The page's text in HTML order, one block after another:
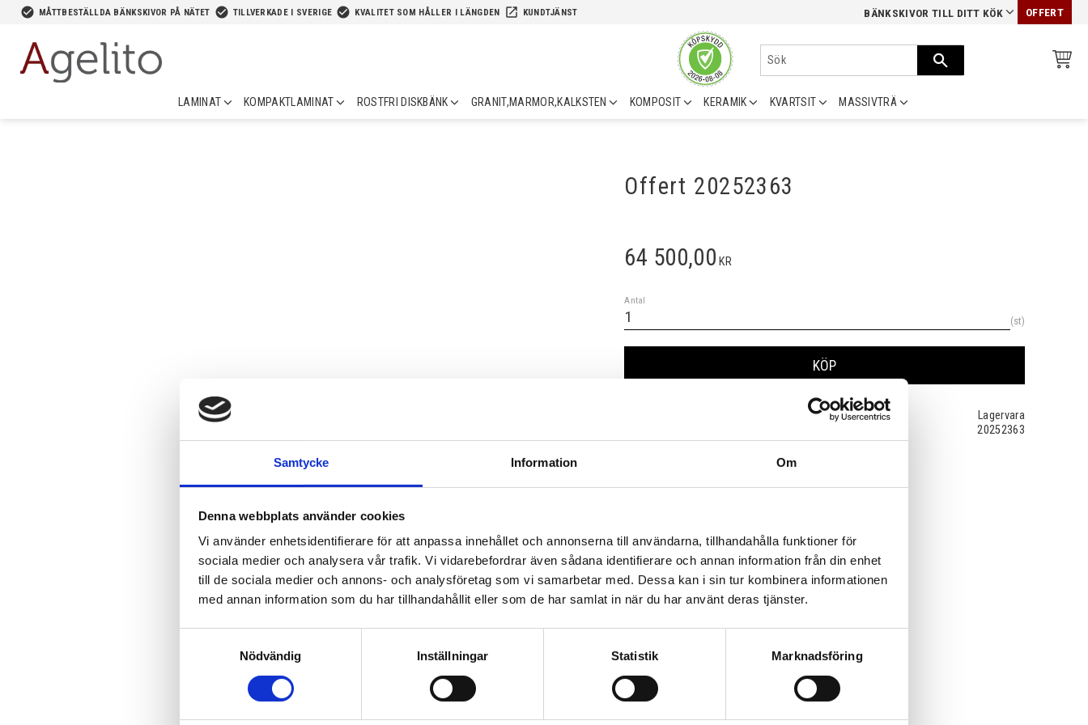
Samtycke Information Om
Denna webbplats använder cookies
Vi använder enhetsidentifierare för att anpassa innehållet och annonserna till användarna, tillhandahålla funktioner för
sociala medier och analysera vår trafik. Vi vidarebefordrar även sådana identifierare och annan information från din enhet
till de sociala medier och annons- och analysföretag som vi samarbetar med. Dessa kan i sin tur kombinera informationen
med annan information som du har tillhandahållit eller som de har samlat in när du har använt deras tjänster.
Nödvändig
Inställningar Statistik Marknadsföring
check_circle MÅTTBESTÄLLDA BÄNKSKIVOR PÅ NÄTET check_circle TILLVERKADE I SVERIGE check_circle KVALITET SOM HÅLLER I LÄNGDEN launch KUNDTJÄNST BÄNKSKIVOR TILL DITT KÖK OFFERT
LAMINAT KOMPAKTLAMINAT ROSTFRI DISKBÄNK GRANIT,MARMOR,KALKSTEN KOMPOSIT KERAMIK KVARTSIT MASSIVTRÄ
Offert 20252363
64 500,00 KR
Antal
st
KÖP
Lagervara
20252363